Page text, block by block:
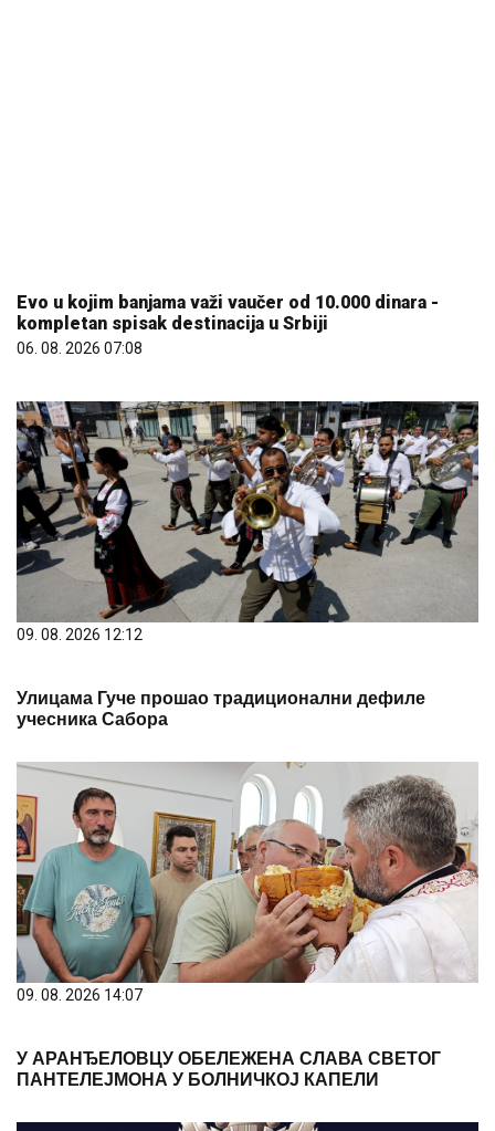
06. 08. 2026 07:08
09. 08. 2026 12:12
Улицама Гуче прошао традиционални дефиле
09. 08. 2026 14:07
У АРАНЂЕЛОВЦУ ОБЕЛЕЖЕНА СЛАВА СВЕТОГ